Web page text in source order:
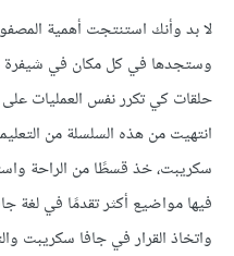
لا بد وأنك استنتجت أهمية
وستجدها في كل مكان في شيفرة
حلقات كي تكرر نفس العمليات
انتهيت من هذه السلسلة من
سكريبت، خذ قسطًا من الراحة
فيها مواضيع أكثر تقدمًا في لغة
واتخاذ القرار في جافا سكريبت